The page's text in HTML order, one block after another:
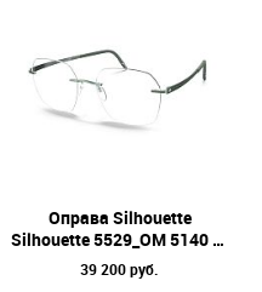
Оправа Silhouette
Silhouette 5529_OM 5140 53
39 200 руб.